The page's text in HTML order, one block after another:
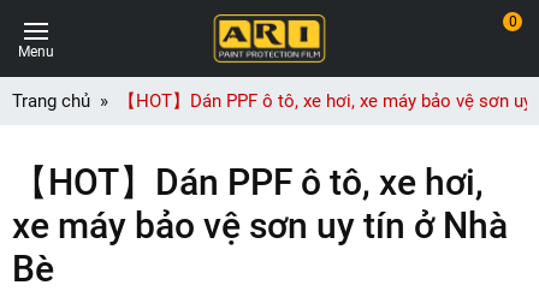
Menu
0
Trang chủ 【HOT】Dán PPF ô tô, xe hơi, xe máy bảo vệ sơn
【HOT】Dán PPF ô tô, xe hơi,
xe máy bảo vệ sơn uy tín ở Nhà
Bè